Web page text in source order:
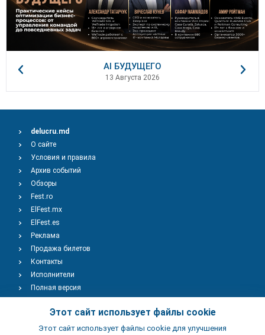
AI БУДУЩЕГО
13 Августа 2026
Этот сайт использует файлы cookie
Этот сайт использует файлы cookie для улучшения
delucru.md
О сайте
Условия и правила
Архив событий
Обзоры
Fest.ro
ElFest.mx
ElFest.es
Реклама
Продажа билетов
Контакты
Исполнители
Полная версия